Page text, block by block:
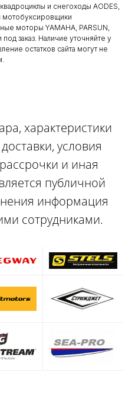
и снегоходы AODES,
мотобуксировщики
моторы YAMAHA, PARSUN,
под заказ. Наличие уточняйте у
остатков сайта могут не
характеристики
условия
и иная
публичной
информация
сотрудниками.